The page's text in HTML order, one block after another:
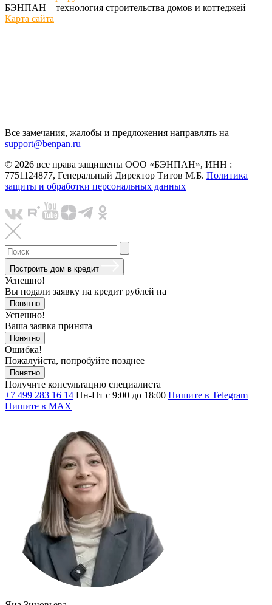
БЭНПАН – технология строительства домов и коттеджей
Карта сайта
Все замечания, жалобы и предложения направлять на
support@benpan.ru
© 2026 все права защищены ООО «БЭНПАН», ИНН :
7751124877, Генеральный Директор Титов М.Б. Политика
защиты и обработки персональных данных
Построить дом в кредит
Успешно!
Вы подали заявку на кредит рублей на
Понятно
Успешно!
Ваша заявка принята
Понятно
Ошибка!
Пожалуйста, попробуйте позднее
Понятно
Получите консультацию специалиста
+7 499 283 16 14 Пн-Пт с 9:00 до 18:00 Пишите в Telegram
Пишите в MAX